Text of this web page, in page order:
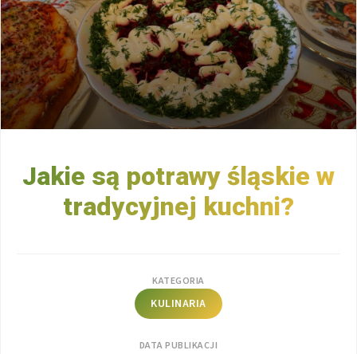
Jakie są potrawy śląskie w
tradycyjnej kuchni?
KATEGORIA
KULINARIA
DATA PUBLIKACJI